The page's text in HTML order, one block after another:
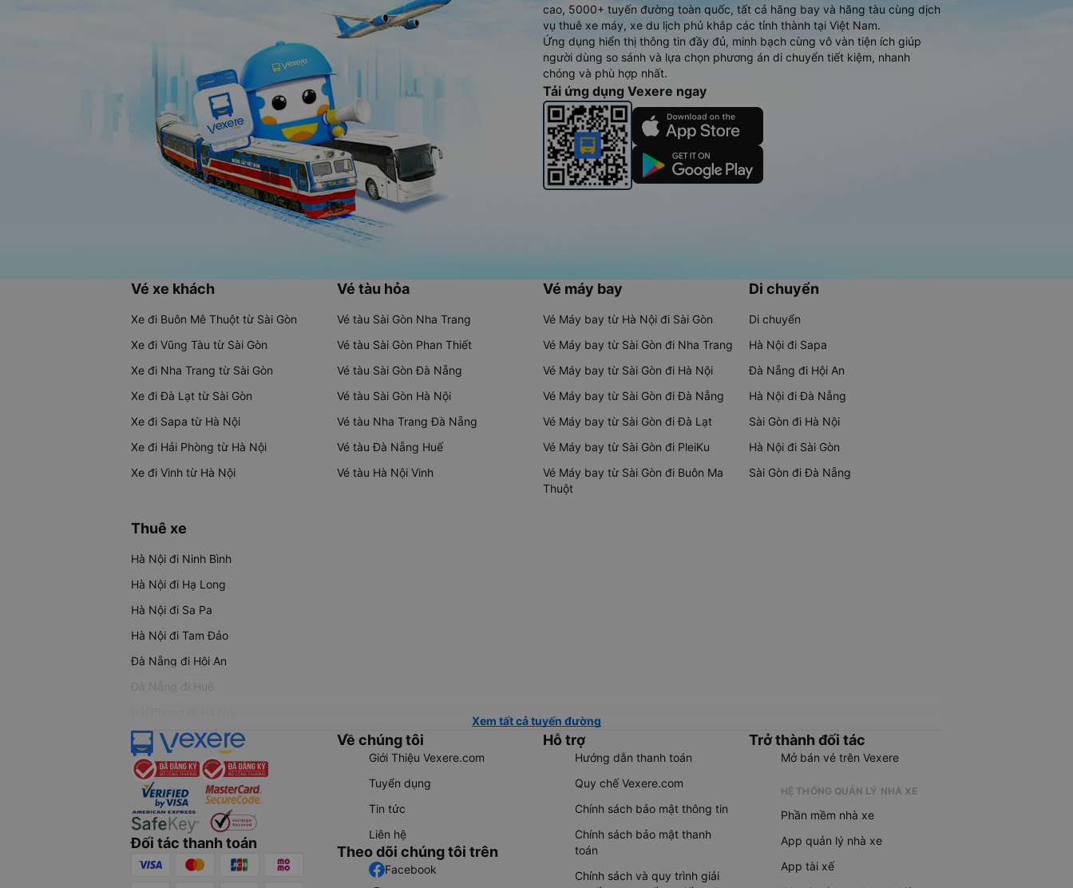
cao, 5000+ tuyến đường toàn quốc, tất cả hãng bay và hãng tàu cùng dịch
vụ thuê xe máy, xe du lịch phủ khắp các tỉnh thành tại Việt Nam.
Ứng dụng hiển thị thông tin đầy đủ, minh bạch cùng vô vàn tiện ích giúp
người dùng so sánh và lựa chọn phương án di chuyển tiết kiệm, nhanh
chóng và phù hợp nhất.
Tải ứng dụng Vexere ngay
Vé xe khách
Xe đi Buôn Mê Thuột từ Sài Gòn
Xe đi Vũng Tàu từ Sài Gòn
Xe đi Nha Trang từ Sài Gòn
Xe đi Đà Lạt từ Sài Gòn
Xe đi Sapa từ Hà Nội
Xe đi Hải Phòng từ Hà Nội
Xe đi Vinh từ Hà Nội
Vé tàu hỏa
Vé tàu Sài Gòn Nha Trang
Vé tàu Sài Gòn Phan Thiết
Vé tàu Sài Gòn Đà Nẵng
Vé tàu Sài Gòn Hà Nội
Vé tàu Nha Trang Đà Nẵng
Vé tàu Đà Nẵng Huế
Vé tàu Hà Nội Vinh
Vé máy bay
Vé Máy bay từ Hà Nội đi Sài Gòn
Vé Máy bay từ Sài Gòn đi Nha Trang
Vé Máy bay từ Sài Gòn đi Hà Nội
Vé Máy bay từ Sài Gòn đi Đà Nẵng
Vé Máy bay từ Sài Gòn đi Đà Lạt
Vé Máy bay từ Sài Gòn đi PleiKu
Vé Máy bay từ Sài Gòn đi Buôn Ma
Thuột
Di chuyển
Di chuyển
Hà Nội đi Sapa
Đà Nẵng đi Hội An
Hà Nội đi Đà Nẵng
Sài Gòn đi Hà Nội
Hà Nội đi Sài Gòn
Sài Gòn đi Đà Nẵng
Thuê xe
Hà Nội đi Ninh Bình
Hà Nội đi Hạ Long
Hà Nội đi Sa Pa
Hà Nội đi Tam Đảo
Đà Nẵng đi Hội An
Đà Nẵng đi Huế
Xem tất cả tuyến đường
Đối tác thanh toán
Về chúng tôi
Giới Thiệu Vexere.com
Tuyển dụng
Tin tức
Liên hệ
Theo dõi chúng tôi trên
Facebook
Hỗ trợ
Hướng dẫn thanh toán
Quy chế Vexere.com
Chính sách bảo mật thông tin
Chính sách bảo mật thanh
toán
Chính sách và quy trình giải
Trở thành đối tác
Mở bán vé trên Vexere
HỆ THỐNG QUẢN LÝ NHÀ XE
Phần mềm nhà xe
App quản lý nhà xe
App tài xế